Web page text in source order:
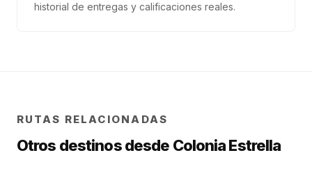
historial de entregas y calificaciones reales.
RUTAS RELACIONADAS
Otros destinos desde Colonia Estrella